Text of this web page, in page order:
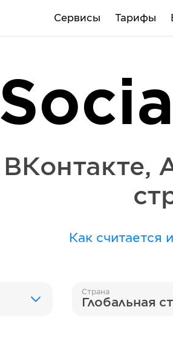
Сервисы Тарифы
ВКонтакте,
Как считается
Страна
Глобальная